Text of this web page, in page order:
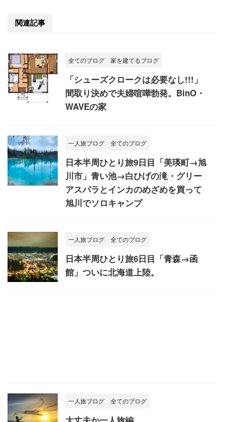
関連記事
全てのブログ 家を建てるブログ
「シューズクロークは必要なし!!!」
間取り決めで夫婦喧嘩勃発。BinO・
WAVEの家
一人旅ブログ 全てのブログ
日本半周ひとり旅9日目「美瑛町→旭
川市」青い池→白ひげの滝・グリー
アスパラとインカのめざめを買って
旭川でソロキャンプ
一人旅ブログ 全てのブログ
日本半周ひとり旅6日目「青森→函
館」ついに北海道上陸。
一人旅ブログ 全てのブログ